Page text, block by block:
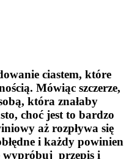
ciastem, które
Mówiąc szczerze,
która znałaby
choć jest to bardzo
aż rozpływa się
i każdy powinien
wypróbuj przepis i